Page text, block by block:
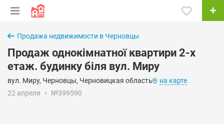
Продажа недвижимости в Черновцы
Продаж однокімнатної квартири 2-х
етаж. будинку біля вул. Миру
вул. Миру, Черновцы, Черновицкая область
на карте
22 апреля
№399590